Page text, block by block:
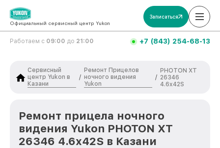
Официальный сервисный центр Yukon
Записаться
Работаем с 09:00 до 21:00 +7 (843) 254-68-13
Сервисный
центр Yukon в
Казани
/
Ремонт Прицелов
ночного видения
Yukon
/
PHOTON XT
26346
4.6x42S
Ремонт прицела ночного
видения Yukon PHOTON XT
26346 4.6x42S в Казани